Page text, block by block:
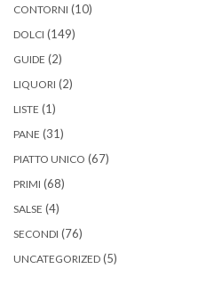
CONTORNI (10)
DOLCI (149)
GUIDE (2)
LIQUORI (2)
LISTE (1)
PANE (31)
PIATTO UNICO (67)
PRIMI (68)
SALSE (4)
SECONDI (76)
UNCATEGORIZED (5)